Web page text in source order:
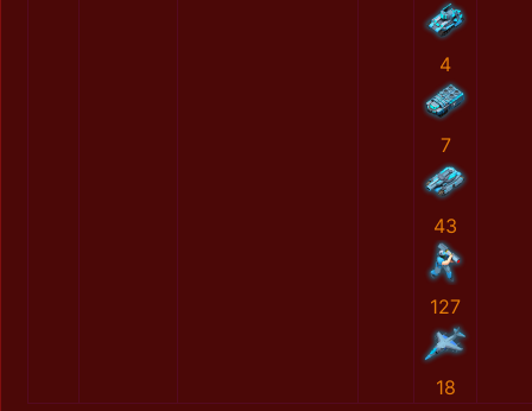
4
7
43
127
18